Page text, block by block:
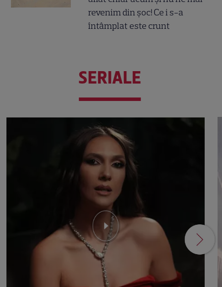
revenim din șoc! Ce i s-a
întâmplat este crunt
SERIALE